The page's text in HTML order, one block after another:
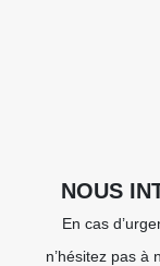
NOUS
En cas
n’hésitez pas à